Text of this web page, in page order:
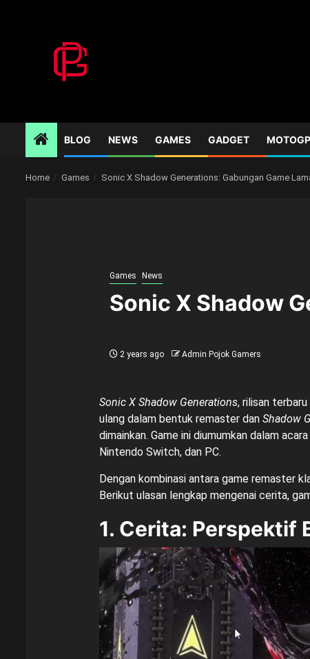
BLOG NEWS GAMES GADGET MOTOGP
Home Games Sonic X Shadow Generations: Gabungan Game
Games News
Sonic X Shadow
2 years ago Admin Pojok Gamers
Sonic X Shadow Generations, rilisan
ulang dalam bentuk remaster dan Shadow
dimainkan. Game ini diumumkan dalam acara
Nintendo Switch, dan PC.
Dengan kombinasi antara game remaster
Berikut ulasan lengkap mengenai cerita,
1. Cerita: Perspektif